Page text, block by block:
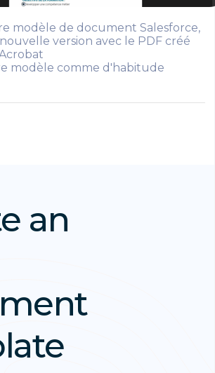
modèle de document Salesforce,
version avec le PDF créé
modèle comme d'habitude
an